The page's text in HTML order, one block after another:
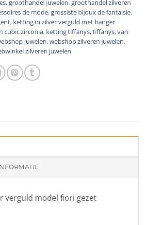
,groothandel juwelen,groothandel zilveren
de mode,grossiste bijoux de fantaisie,
, ketting in zilver verguld met hanger
cubic zirconia, ketting tiffanys,tiffanys,van
juwelen,webshop zilveren juwelen,
zilveren juwelen
verguld model fiori gezet